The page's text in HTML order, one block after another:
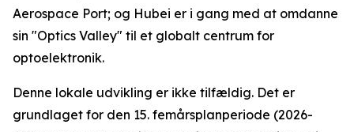
Aerospace Port; og Hubei er i gang med at omdanne
sin "Optics Valley" til et globalt centrum for
optoelektronik.
Denne lokale udvikling er ikke tilfældig. Det er
grundlaget for den 15. femårsplanperiode (2026-